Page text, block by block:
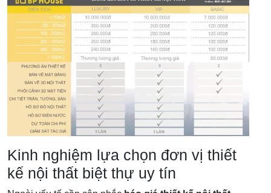
Kinh nghiệm lựa chọn đơn vị thiết
kế nội thất biệt thự uy tín